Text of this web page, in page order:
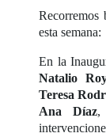
Recorremos
esta semana:
En la
Natalio
Teresa
Ana Díaz,